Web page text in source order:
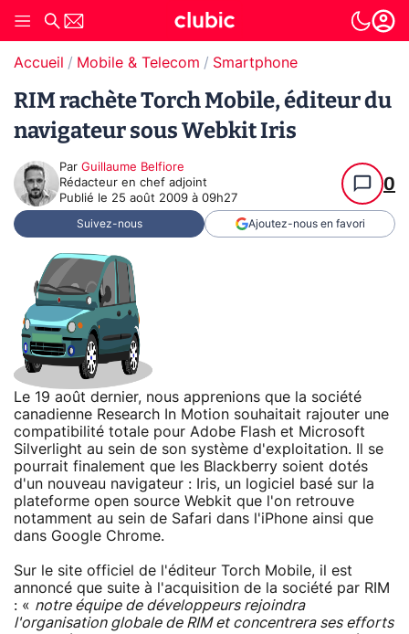
Accueil Mobile & Telecom Smartphone
RIM rachète Torch Mobile, éditeur du
navigateur sous Webkit Iris
Par Guillaume Belfiore
Rédacteur en chef adjoint
Publié le 25 août 2009 à 09h27
0
Suivez-nous Ajoutez-nous en favori
Le 19 août dernier, nous apprenions que la société
canadienne Research In Motion souhaitait rajouter une
compatibilité totale pour Adobe Flash et Microsoft
Silverlight au sein de son système d'exploitation. Il se
pourrait finalement que les Blackberry soient dotés
d'un nouveau navigateur : Iris, un logiciel basé sur la
plateforme open source Webkit que l'on retrouve
notamment au sein de Safari dans l'iPhone ainsi que
dans Google Chrome.
Sur le site officiel de l'éditeur Torch Mobile, il est
annoncé que suite à l'acquisition de la société par RIM
: « notre équipe de développeurs rejoindra
l'organisation globale de RIM et concentrera ses efforts